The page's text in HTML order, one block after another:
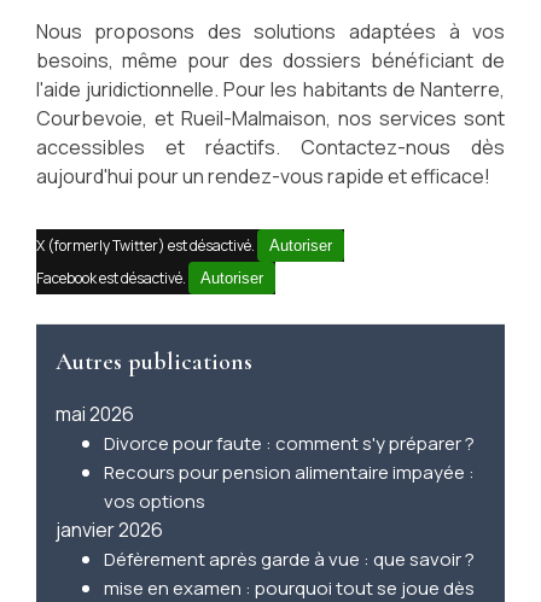
Nous proposons des solutions adaptées à vos
besoins, même pour des dossiers bénéficiant de
l'aide juridictionnelle. Pour les habitants de Nanterre,
Courbevoie, et Rueil-Malmaison, nos services sont
accessibles et réactifs. Contactez-nous dès
aujourd'hui pour un rendez-vous rapide et efficace!
X (formerly Twitter) est désactivé. Autoriser
Facebook est désactivé. Autoriser
Autres publications
mai 2026
Divorce pour faute : comment s'y préparer ?
Recours pour pension alimentaire impayée :
vos options
janvier 2026
Défèrement après garde à vue : que savoir ?
mise en examen : pourquoi tout se joue dès